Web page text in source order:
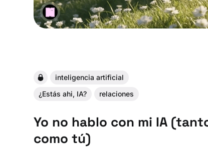
inteligencia artificial
¿Estás ahi, IA?
relaciones
Yo no hablo con mi IA
como tú)